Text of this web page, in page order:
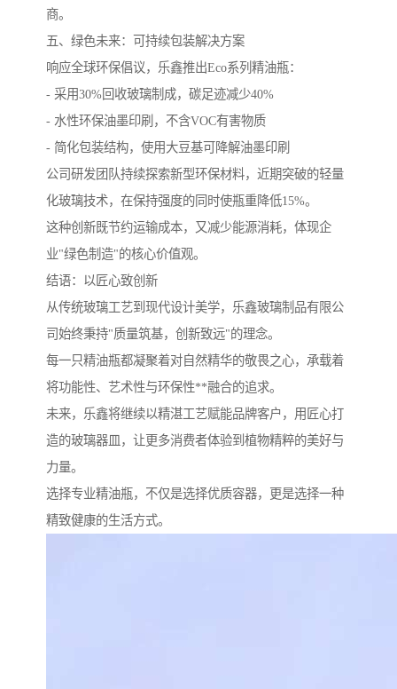
商。
五、绿色未来：可持续包装解决方案
响应全球环保倡议，乐鑫推出Eco系列精油瓶：
- 采用30%回收玻璃制成，碳足迹减少40%
- 水性环保油墨印刷，不含VOC有害物质
- 简化包装结构，使用大豆基可降解油墨印刷
公司研发团队持续探索新型环保材料，近期突破的轻量
化玻璃技术，在保持强度的同时使瓶重降低15%。
这种创新既节约运输成本，又减少能源消耗，体现企
业"绿色制造"的核心价值观。
结语：以匠心致创新
从传统玻璃工艺到现代设计美学，乐鑫玻璃制品有限公
司始终秉持"质量筑基，创新致远"的理念。
每一只精油瓶都凝聚着对自然精华的敬畏之心，承载着
将功能性、艺术性与环保性**融合的追求。
未来，乐鑫将继续以精湛工艺赋能品牌客户，用匠心打
造的玻璃器皿，让更多消费者体验到植物精粹的美好与
力量。
选择专业精油瓶，不仅是选择优质容器，更是选择一种
精致健康的生活方式。